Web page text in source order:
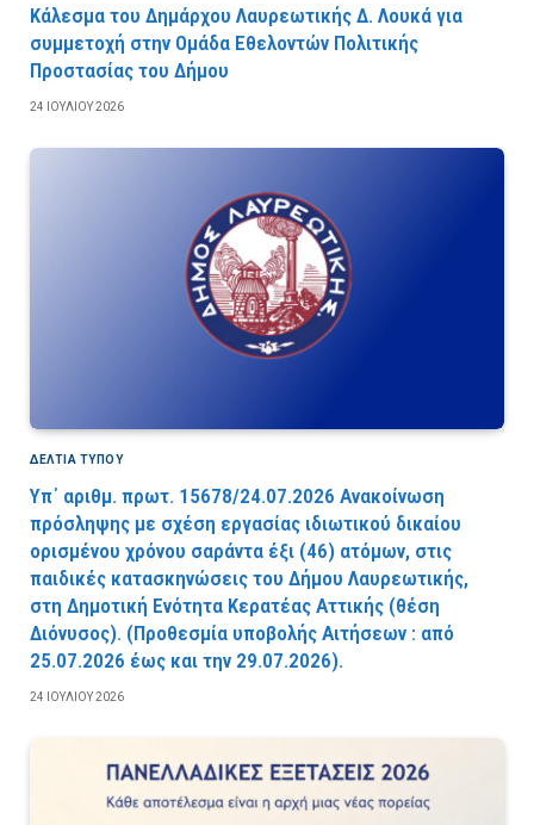
Κάλεσμα του Δημάρχου Λαυρεωτικής Δ. Λουκά για
συμμετοχή στην Ομάδα Εθελοντών Πολιτικής
Προστασίας του Δήμου
24 ΙΟΥΛΊΟΥ 2026
ΔΕΛΤΙΑ ΤΥΠΟΥ
Υπ΄ αριθμ. πρωτ. 15678/24.07.2026 Ανακοίνωση
πρόσληψης με σχέση εργασίας ιδιωτικού δικαίου
ορισμένου χρόνου σαράντα έξι (46) ατόμων, στις
παιδικές κατασκηνώσεις του Δήμου Λαυρεωτικής,
στη Δημοτική Ενότητα Κερατέας Αττικής (θέση
Διόνυσος). (Προθεσμία υποβολής Αιτήσεων : από
25.07.2026 έως και την 29.07.2026).
24 ΙΟΥΛΊΟΥ 2026